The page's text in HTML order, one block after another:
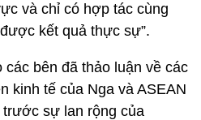
và chỉ có hợp tác cùng
kết quả thực sự”.
các bên đã thảo luận về các
kinh tế của Nga và ASEAN
sự lan rộng của